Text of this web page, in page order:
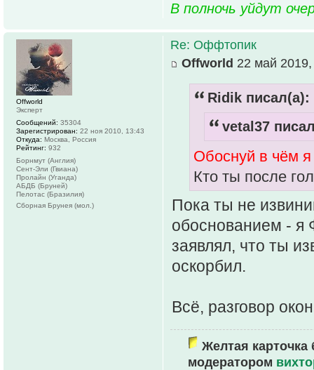
В полночь уйдут
Re: Оффтопик
Offworld 22 май
Ridik писал(а):
vetal37
Обоснуй в чём
Кто ты после
Пока ты не
обоснованием - я
заявлял, что ты
оскорбил.
Всё, разговор
Желтая карточка
модератором
Offworld
Эксперт
Сообщений: 35304
Зарегистрирован: 22 ноя 2010, 13:43
Откуда: Москва, Россия
Рейтинг: 932
Борнмут (Англия)
Сент-Эли (Гвиана)
Пролайн (Уганда)
АБДБ (Бруней)
Пелотас (Бразилия)
Сборная Брунея (мол.)